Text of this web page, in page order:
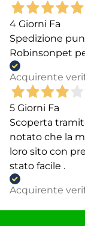
4 Giorni Fa
Spedizione
Robinsonpet
Acquirente
5 Giorni Fa
Scoperta
notato che la
loro sito con
stato facile .
Acquirente